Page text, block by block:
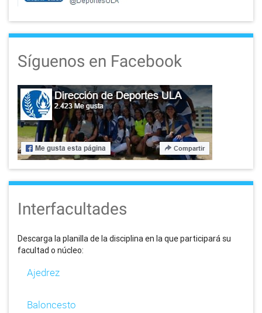
Síguenos en Facebook
Interfacultades
Descarga la planilla de la disciplina en la que participará su
facultad o núcleo:
Ajedrez
Baloncesto